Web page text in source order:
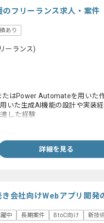
のフリーランス求人・案件
あり
ーランス)
はPower Automateを用いた
いた生成AI機能の設計や実装
した経験
詳細を見る
き会社向けWebアプリ開
中 長期案件 BtoC向け 新技